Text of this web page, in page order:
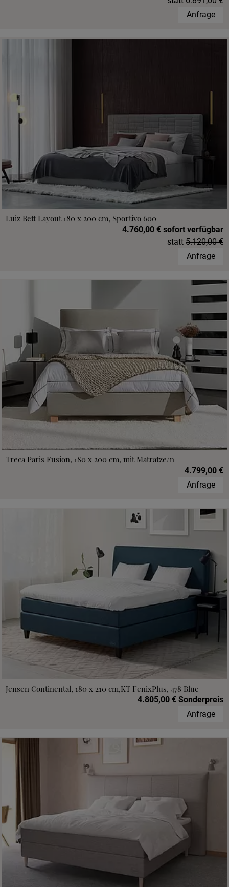
Anfrage
Luiz Bett Layout 180 x 200 cm, Sportivo 600
4.760,00 € sofort verfügbar
statt 5.120,00 €
Anfrage
Treca Paris Fusion, 180 x 200 cm, mit Matratze/n
4.799,00 €
Anfrage
Jensen Continental, 180 x 210 cm,KT FenixPlus, 478 Blue
4.805,00 € Sonderpreis
Anfrage